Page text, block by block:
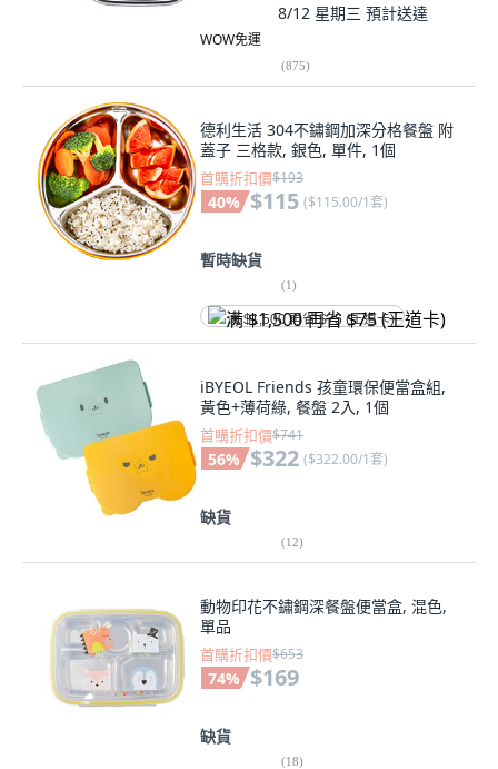
8/12 星期三 預計送達
WOW免運
(875)
德利生活 304不鏽鋼加深分格餐盤 附
蓋子 三格款, 銀色, 單件, 1個
首購折扣價$193
40% $115 ($115.00/1套)
暫時缺貨
(1)
满 $1,500 再省 $75 (王道卡)
iBYEOL Friends 孩童環保便當盒組,
黃色+薄荷綠, 餐盤 2入, 1個
首購折扣價$741
56% $322 ($322.00/1套)
缺貨
(12)
動物印花不鏽鋼深餐盤便當盒, 混色,
單品
首購折扣價$653
74% $169
缺貨
(18)